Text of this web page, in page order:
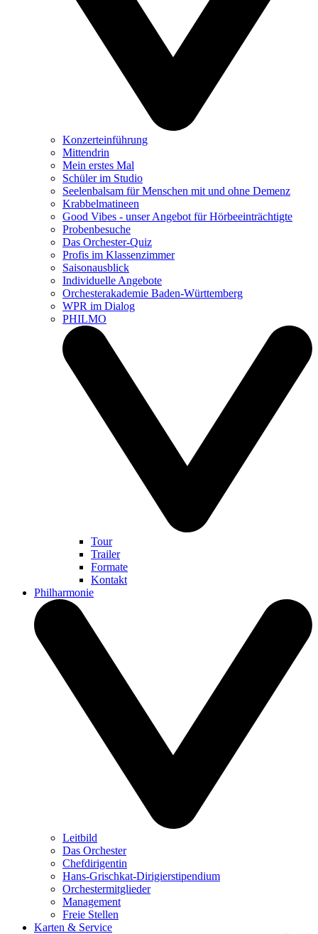
Konzerteinführung
Mittendrin
Mein erstes Mal
Schüler im Studio
Seelenbalsam für Menschen mit und ohne Demenz
Krabbelmatineen
Good Vibes - unser Angebot für Hörbeeinträchtigte
Probenbesuche
Das Orchester-Quiz
Profis im Klassenzimmer
Saisonausblick
Individuelle Angebote
Orchesterakademie Baden-Württemberg
WPR im Dialog
PHILMO
Tour
Trailer
Formate
Kontakt
Philharmonie
Leitbild
Das Orchester
Chefdirigentin
Hans-Grischkat-Dirigierstipendium
Orchestermitglieder
Management
Freie Stellen
Karten & Service